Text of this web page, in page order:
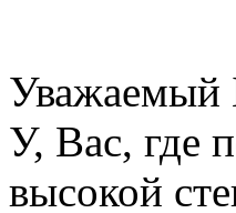
Уважаемый
У, Вас, где
высокой